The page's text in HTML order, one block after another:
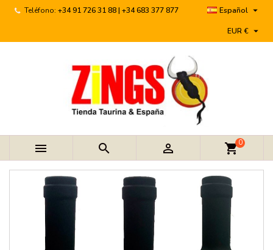
Teléfono: +34 91 726 31 88 | +34 683 377 877 Español 
EUR € 
   shopping_cart0